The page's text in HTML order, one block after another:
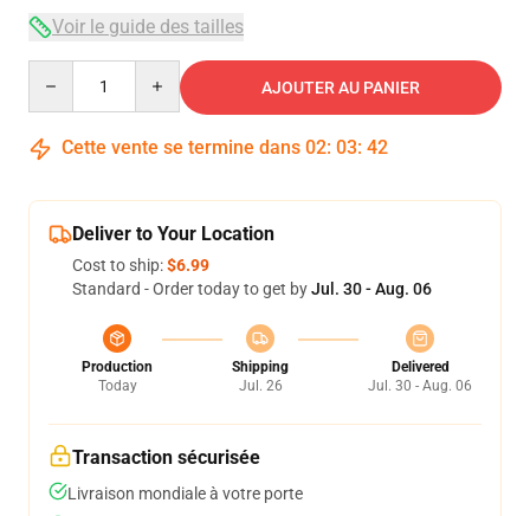
Voir le guide des tailles
AJOUTER AU PANIER
Cette vente se termine dans 02: 03: 42
Deliver to Your Location
Cost to ship:$6.99
Standard - Order today to get byJul. 30 - Aug. 06
Production
Today
Shipping
Jul. 26
Delivered
Jul. 30 - Aug. 06
Transaction sécurisée
Livraison mondiale à votre porte